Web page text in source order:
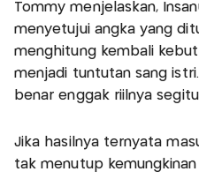
Tommy menjelaskan,
menyetujui angka yang
menghitung kembali
menjadi tuntutan sang
benar enggak riilnya
Jika hasilnya ternyata
tak menutup kemungkinan